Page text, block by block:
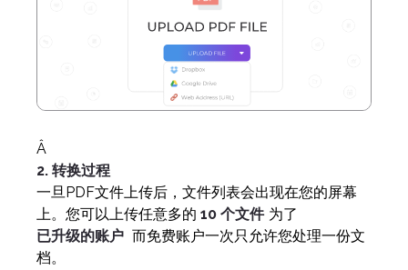
Â
2. 转换过程
一旦PDF文件上传后，文件列表会出现在您的屏幕
上。您可以上传任意多的 10 个文件 为了
已升级的账户 而免费账户一次只允许您处理一份文
档。